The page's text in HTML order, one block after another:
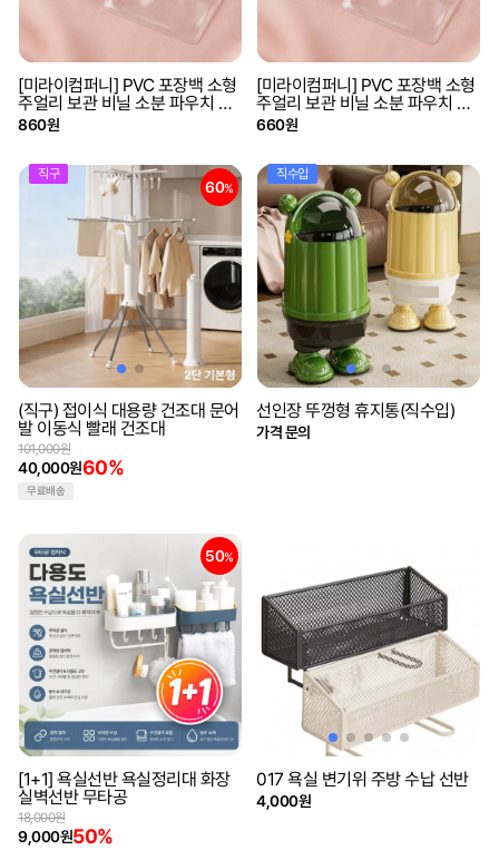
[미라이컴퍼니] PVC 포장백 소형
주얼리 보관 비닐 소분 파우치 포
장 지퍼백 투명 10p [6x8]
860원
[미라이컴퍼니] PVC 포장백 소형
주얼리 보관 비닐 소분 파우치 포
장 지퍼백 투명 10p [5x7]
660원
직구
60%
(직구) 접이식 대용량 건조대 문어
발 이동식 빨래 건조대
40,000원60%
101,000원
무료배송
직수입
선인장 뚜껑형 휴지통(직수입)
가격 문의
50%
[1+1] 욕실선반 욕실정리대 화장
실벽선반 무타공
9,000원50%
18,000원
017 욕실 변기위 주방 수납 선반
4,000원